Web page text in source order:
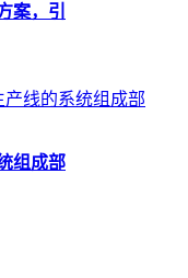
案，引
组成部